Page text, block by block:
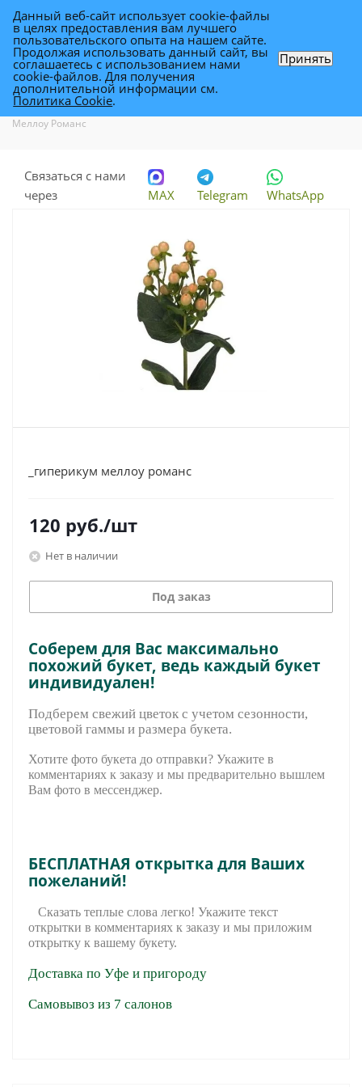
гиперикум Меллоу Романс
Каталог - Каталог цветов в Уфе
Меллоу Романс
Связаться с нами
через
MAX Telegram WhatsApp
_гиперикум меллоу романс
120 руб./шт
Нет в наличии
Под заказ
Соберем для Вас максимально
похожий букет, ведь каждый букет
индивидуален!
Подберем свежий цветок с учетом сезонности,
цветовой гаммы и размера букета.
Хотите фото букета до отправки? Укажите в
комментариях к заказу и мы предварительно вышлем
Вам фото в мессенджер.
БЕСПЛАТНАЯ открытка для Ваших
пожеланий!
Сказать теплые слова легко! Укажите текст
открытки в комментариях к заказу и мы приложим
открытку к вашему букету.
Доставка по Уфе и пригороду
Самовывоз из 7 салонов
Данный веб-сайт использует cookie-файлы
в целях предоставления вам лучшего
пользовательского опыта на нашем сайте.
Продолжая использовать данный сайт, вы
соглашаетесь с использованием нами
cookie-файлов. Для получения
дополнительной информации см.
Политика Cookie.
Принять